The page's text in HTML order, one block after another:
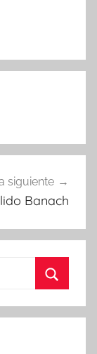
siguiente
Banach